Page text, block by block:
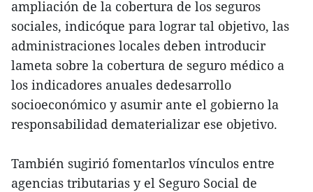
ampliación de la cobertura de los seguros
sociales, indicóque para lograr tal objetivo, las
administraciones locales deben introducir
lameta sobre la cobertura de seguro médico a
los indicadores anuales dedesarrollo
socioeconómico y asumir ante el gobierno la
responsabilidad dematerializar ese objetivo.
También sugirió fomentarlos vínculos entre
agencias tributarias y el Seguro Social de